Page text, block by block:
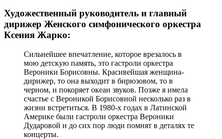
Художественный руководитель и главный
дирижер Женского симфонического оркестра
Ксения Жарко:
Сильнейшее впечатление, которое врезалось в
мою детскую память, это гастроли оркестра
Вероники Борисовны. Красивейшая женщина-
дирижер, то она выходит в бирюзовом, то в
черном, и покоряет океан звуков. Позже я имела
счастье с Вероникой Борисовной несколько раз в
жизни встретиться. В 1980-х годах в Латинской
Америке были гастроли оркестра Вероники
Дударовой и до сих пор люди помнят в деталях те
концерты.